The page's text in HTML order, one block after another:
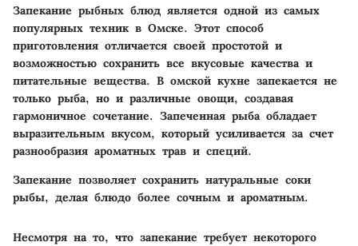
Запекание рыбных блюд является одной из самых
популярных техник в Омске. Этот способ
приготовления отличается своей простотой и
возможностью сохранить все вкусовые качества и
питательные вещества. В омской кухне запекается не
только рыба, но и различные овощи, создавая
гармоничное сочетание. Запеченная рыба обладает
выразительным вкусом, который усиливается за счет
разнообразия ароматных трав и специй.
Запекание позволяет сохранить натуральные соки
рыбы, делая блюдо более сочным и ароматным.
Несмотря на то, что запекание требует некоторого